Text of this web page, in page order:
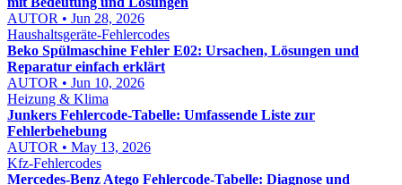
AUTOR • Jun 28, 2026
Haushaltsgeräte-Fehlercodes
Beko Spülmaschine Fehler E02: Ursachen, Lösungen und
Reparatur einfach erklärt
AUTOR • Jun 10, 2026
Heizung & Klima
Junkers Fehlercode-Tabelle: Umfassende Liste zur
Fehlerbehebung
AUTOR • May 13, 2026
Kfz-Fehlercodes
Mercedes-Benz Atego Fehlercode-Tabelle: Diagnose und